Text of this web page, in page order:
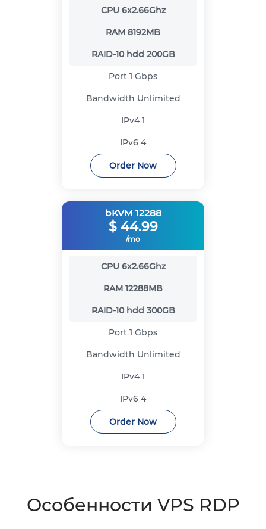
CPU 6x2.66Ghz
RAM 8192MB
RAID-10 hdd 200GB
Port 1 Gbps
Bandwidth Unlimited
IPv41
IPv6 4
Order Now
bKVM 12288
$ 44.99
/mo
CPU 6x2.66Ghz
RAM 12288MB
RAID-10 hdd 300GB
Port 1 Gbps
Bandwidth Unlimited
IPv41
IPv6 4
Order Now
Особенности VPS RDP